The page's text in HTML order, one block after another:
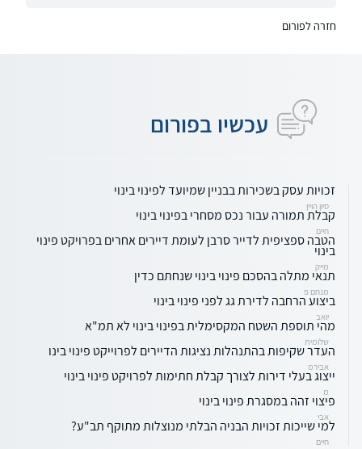
חזרה לפורום
עכשיו בפורום
זכויות עסק בשכירות בבניין שמיועד לפינוי בינוי
סיון הויין
קבלת תמורה עבור נכס מסחרי בפינוי בינוי
חיים
הטבה ספציפית לדייר סרבן לעומת דיירים אחרים בפרויקט פינוי
בינוי
מייק
תנאי מתלה בהסכם פינוי בינוי שנחתם כדין
מנחם פ
ביצוע הרחבה לדירת גג לפני פינוי בינוי
יואב
מהי תוספת השטח המקסימלית בפינוי בינוי לא תמ"א
שלומית
העדר שקיפות בהתנהלות נציגות הדיירים לפרוייקט פינוי בינו
אבירמ
ייצוג בעלי דירות לצורך קבלת חתימות לפרויקט פינוי בינוי
מ
פיצוי זהה במסגרת פינוי בינוי
אבי
למי שייכות זכויות הבניה הבלתי מנוצלות מתוקף תב"ע?
חיים